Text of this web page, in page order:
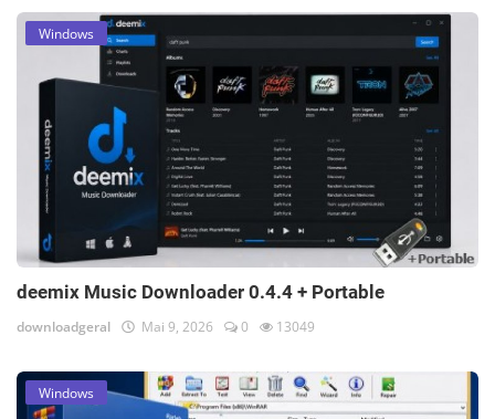
Windows
deemix Music Downloader 0.4.4 + Portable
downloadgeral Mai 9, 2026 0 13049
Windows